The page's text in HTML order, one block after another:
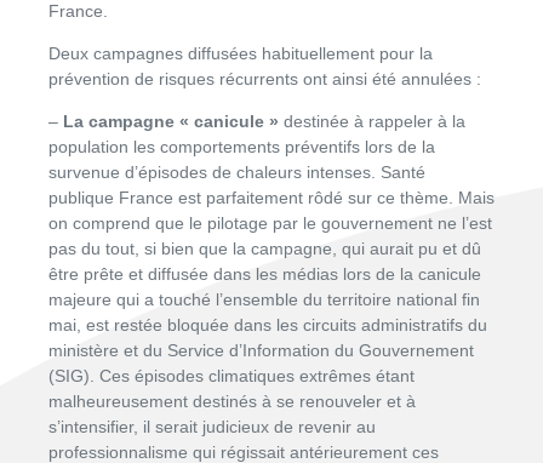
France.
Deux campagnes diffusées habituellement pour la
prévention de risques récurrents ont ainsi été annulées :
– La campagne « canicule » destinée à rappeler à la
population les comportements préventifs lors de la
survenue d’épisodes de chaleurs intenses. Santé
publique France est parfaitement rôdé sur ce thème. Mais
on comprend que le pilotage par le gouvernement ne l’est
pas du tout, si bien que la campagne, qui aurait pu et dû
être prête et diffusée dans les médias lors de la canicule
majeure qui a touché l’ensemble du territoire national fin
mai, est restée bloquée dans les circuits administratifs du
ministère et du Service d’Information du Gouvernement
(SIG). Ces épisodes climatiques extrêmes étant
malheureusement destinés à se renouveler et à
s’intensifier, il serait judicieux de revenir au
professionnalisme qui régissait antérieurement ces